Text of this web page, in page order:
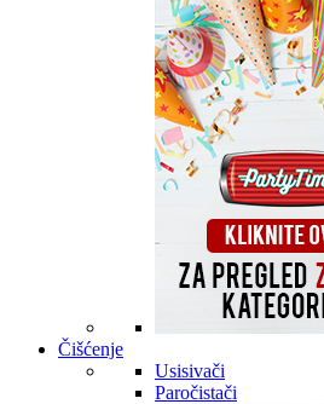
Čišćenje
Usisivači
Paročistači